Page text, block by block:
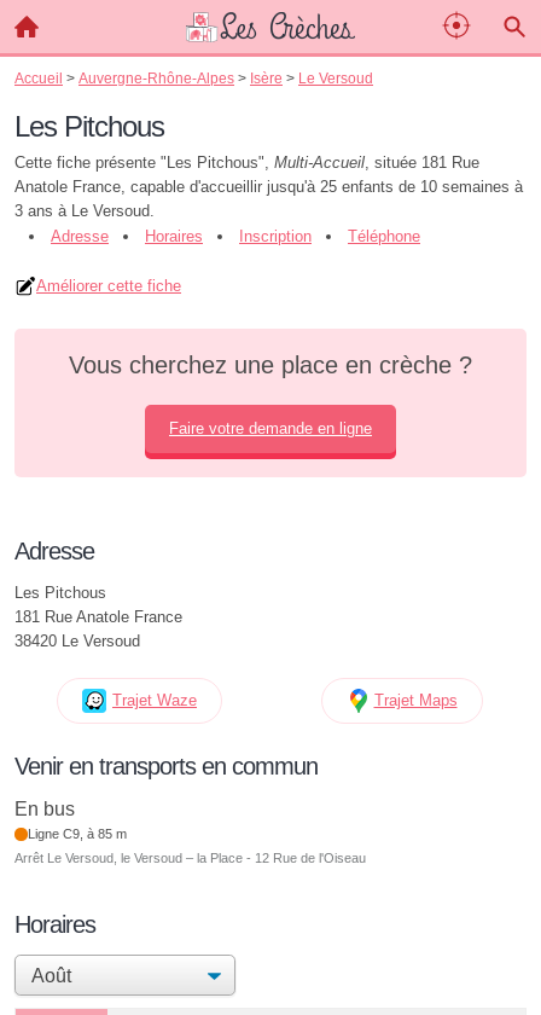
Accueil > Auvergne-Rhône-Alpes > Isère > Le Versoud
Les Pitchous
Cette fiche présente "Les Pitchous", Multi-Accueil, située 181 Rue
Anatole France, capable d'accueillir jusqu'à 25 enfants de 10 semaines à
3 ans à Le Versoud.
Adresse
Horaires Inscription Téléphone
Améliorer cette fiche
Vous cherchez une place en crèche ?
Faire votre demande en ligne
Adresse
Les Pitchous
181 Rue Anatole France
38420 Le Versoud
Trajet Waze Trajet Maps
Venir en transports en commun
En bus
Ligne C9, à 85 m
Arrêt Le Versoud, le Versoud – la Place - 12 Rue de l'Oiseau
Horaires